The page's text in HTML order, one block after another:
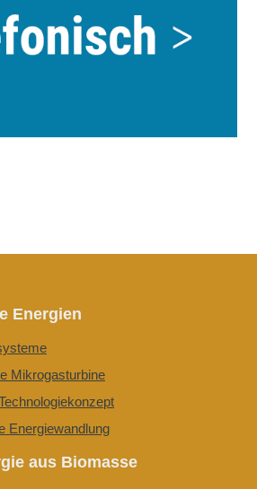
Energien
Mikrogasturbine
Energiewandlung
aus Biomasse